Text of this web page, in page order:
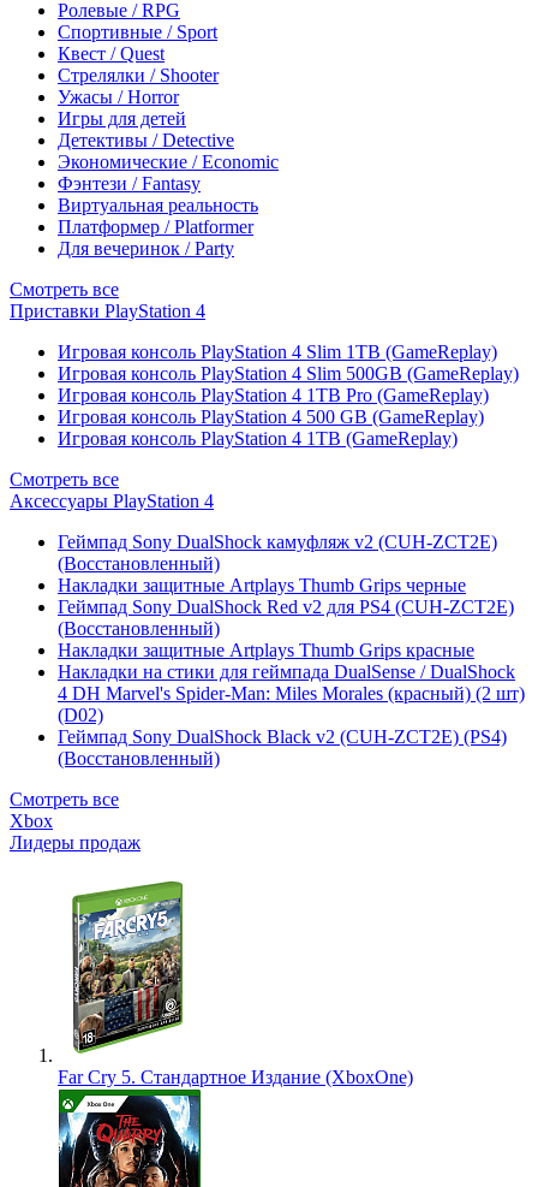
Ролевые / RPG
Спортивные / Sport
Квест / Quest
Стрелялки / Shooter
Ужасы / Horror
Игры для детей
Детективы / Detective
Экономические / Economic
Фэнтези / Fantasy
Виртуальная реальность
Платформер / Platformer
Для вечеринок / Party
Смотреть все
Приставки PlayStation 4
Игровая консоль PlayStation 4 Slim 1TB (GameReplay)
Игровая консоль PlayStation 4 Slim 500GB (GameReplay)
Игровая консоль PlayStation 4 1TB Pro (GameReplay)
Игровая консоль PlayStation 4 500 GB (GameReplay)
Игровая консоль PlayStation 4 1TB (GameReplay)
Смотреть все
Аксессуары PlayStation 4
Геймпад Sony DualShock камуфляж v2 (CUH-ZCT2E)
(Восстановленный)
Накладки защитные Artplays Thumb Grips черные
Геймпад Sony DualShock Red v2 для PS4 (CUH-ZCT2E)
(Восстановленный)
Накладки защитные Artplays Thumb Grips красные
Накладки на стики для геймпада DualSense / DualShock
4 DH Marvel's Spider-Man: Miles Morales (красный) (2 шт)
(D02)
Геймпад Sony DualShock Black v2 (CUH-ZCT2E) (PS4)
(Восстановленный)
Смотреть все
Xbox
Лидеры продаж
Far Cry 5. Стандартное Издание (XboxOne)